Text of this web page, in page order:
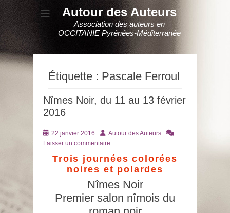
Autour des Auteurs
Association des auteurs en
OCCITANIE Pyrénées-Méditerranée
Étiquette : Pascale Ferroul
Nîmes Noir, du 11 au 13 février
2016
Posté
le
22 janvier 2016 AuteurAutour des Auteurs
Laisser un commentaire
Trois journées colorées
noires et polardes
Nîmes Noir
Premier salon nîmois du